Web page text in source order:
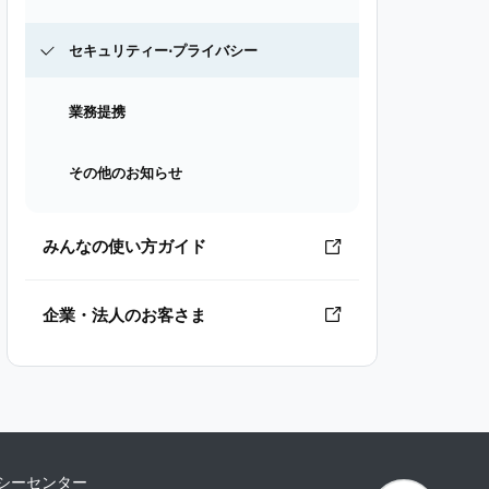
セキュリティー⋅プライバシー
業務提携
その他のお知らせ
みんなの使い方ガイド
企業・法人のお客さま
ーセンター